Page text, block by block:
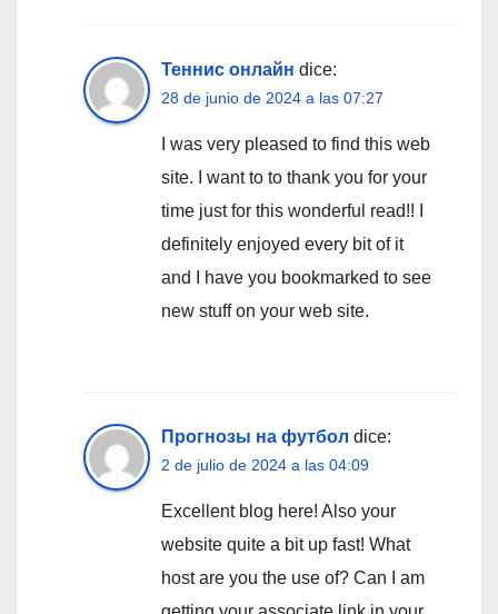
Теннис онлайн dice:
28 de junio de 2024 a las 07:27
I was very pleased to find this web
site. I want to to thank you for your
time just for this wonderful read!! I
definitely enjoyed every bit of it
and I have you bookmarked to see
new stuff on your web site.
Прогнозы на футбол dice:
2 de julio de 2024 a las 04:09
Excellent blog here! Also your
website quite a bit up fast! What
host are you the use of? Can I am